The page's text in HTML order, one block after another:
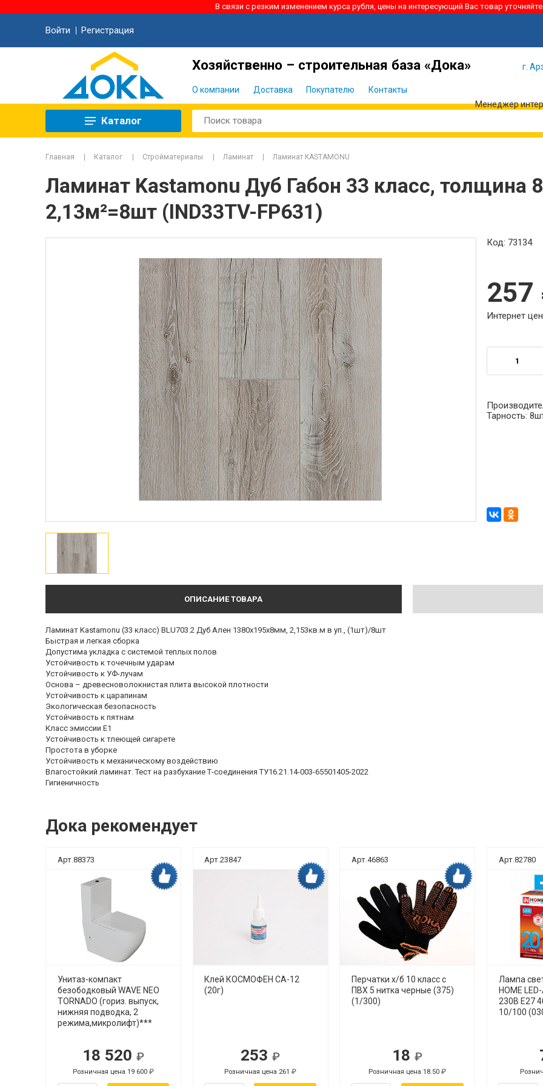
В связи с резким изменением курса рубля, цены на интересующий Вас товар
Войти Регистрация
Хозяйственно – строительная база «Дока»
О компании Доставка Покупателю Контакты
г.
Менеджер
Каталог
Главная Каталог Стройматериалы Ламинат Ламинат KASTAMONU
Ламинат Kastamonu Дуб Габон 33 класс, толщина
2,13м²=8шт (IND33TV-FP631)
Код: 73134
257
Интернет
Тарность:
ОПИСАНИЕ ТОВАРА
Ламинат Kastamonu (33 класс) BLU703.2 Дуб Ален 1380х195х8мм, 2,153кв.м в уп., (1шт)/8шт
Быстрая и легкая сборка
Допустима укладка с системой теплых полов
Устойчивость к точечным ударам
Устойчивость к УФ-лучам
Основа – древесноволокнистая плита высокой плотности
Устойчивость к царапинам
Экологическая безопасность
Устойчивость к пятнам
Класс эмиссии E1
Устойчивость к тлеющей сигарете
Простота в уборке
Устойчивость к механическому воздействию
Влагостойкий ламинат. Тест на разбухание Т-соединения ТУ16.21.14-003-65501405-2022
Гигиеничность
Дока рекомендует
Арт.88373
Унитаз-компакт
безободковый WAVE NEO
TORNADO (гориз. выпуск,
нижняя подводка, 2
режима,микролифт)***
18 520
Розничная цена 19 600
Арт.23847
Клей КОСМОФЕН СА-12
(20г)
253
Розничная цена 261
Арт.46863
Перчатки х/б 10 класс с
ПВХ 5 нитка черные (375)
(1/300)
18
Р
Розничная цена 18.50
Р
Арт.82780
Лампа
HOME
230В Е27
10/100
Р
Р
Дока рекомендует Дока рекомендует Дока рекомендует